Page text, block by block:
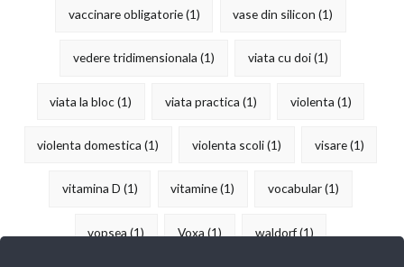
vaccinare obligatorie(1) vase din silicon (1)
vedere tridimensionala (1) viata cu doi(1)
viata la bloc(1) viata practica (1) violenta (1)
violenta domestica (1) violenta scoli(1) visare(1)
vitamina D (1) vitamine(1) vocabular(1)
vopsea (1) Voxa (1) waldorf(1)